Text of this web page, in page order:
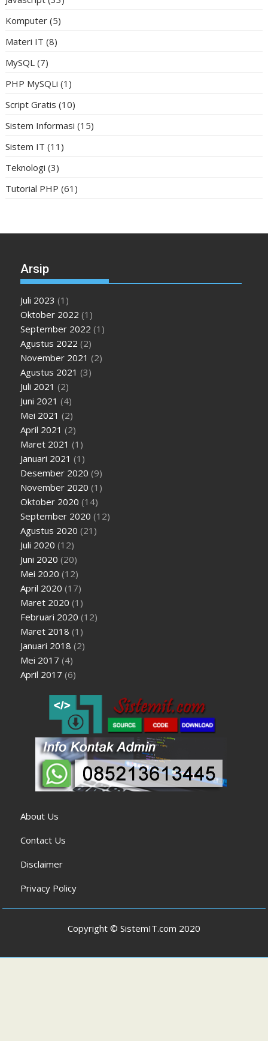
Komputer (5)
Materi IT (8)
MySQL (7)
PHP MySQLi (1)
Script Gratis (10)
Sistem Informasi (15)
Sistem IT (11)
Teknologi (3)
Tutorial PHP (61)
Arsip
Juli 2023 (1)
Oktober 2022 (1)
September 2022 (1)
Agustus 2022 (2)
November 2021 (2)
Agustus 2021 (3)
Juli 2021 (2)
Juni 2021 (4)
Mei 2021 (2)
April 2021 (2)
Maret 2021 (1)
Januari 2021 (1)
Desember 2020 (9)
November 2020 (1)
Oktober 2020 (14)
September 2020 (12)
Agustus 2020 (21)
Juli 2020 (12)
Juni 2020 (20)
Mei 2020 (12)
April 2020 (17)
Maret 2020 (1)
Februari 2020 (12)
Maret 2018 (1)
Januari 2018 (2)
Mei 2017 (4)
April 2017 (6)
About Us
Contact Us
Disclaimer
Privacy Policy
Copyright © SistemIT.com 2020